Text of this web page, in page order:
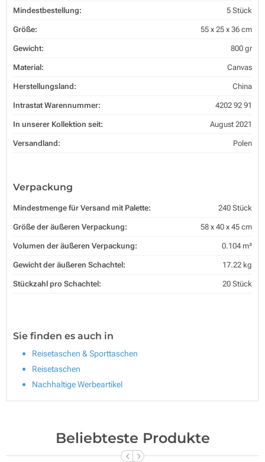
Mindestbestellung: 5 Stück
Größe: 55 x 25 x 36 cm
Gewicht: 800 gr
Material: Canvas
Herstellungsland: China
Intrastat Warennummer: 4202 92 91
In unserer Kollektion seit: August 2021
Versandland: Polen
Verpackung
Mindestmenge für Versand mit Palette: 240 Stück
Größe der äußeren Verpackung: 58 x 40 x 45 cm
Volumen der äußeren Verpackung: 0.104 m³
Gewicht der äußeren Schachtel: 17.22 kg
Stückzahl pro Schachtel: 20 Stück
Sie finden es auch in
Reisetaschen & Sporttaschen
Reisetaschen
Nachhaltige Werbeartikel
Beliebteste Produkte